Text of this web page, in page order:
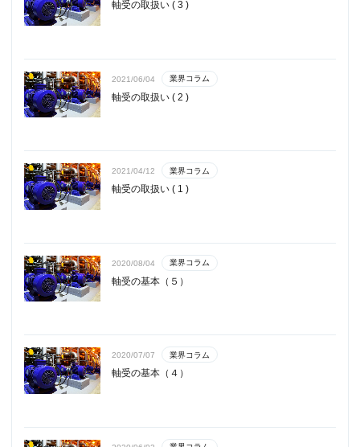
軸受の取扱い ( 3 )
2021/06/04 業界コラム
軸受の取扱い ( 2 )
2021/04/12 業界コラム
軸受の取扱い ( 1 )
2020/08/04 業界コラム
軸受の基本（５）
2020/07/07 業界コラム
軸受の基本（４）